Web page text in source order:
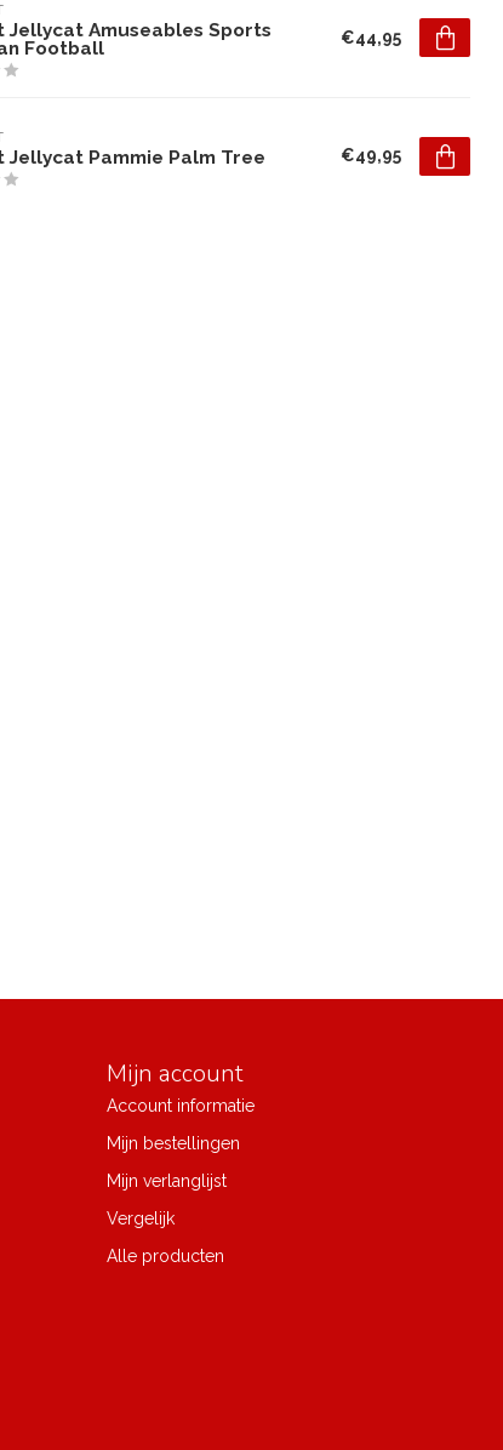
Jellycat Amuseables Sports
Football
€44,95
Jellycat Pammie Palm Tree €49,95
Mijn account
Account informatie
Mijn bestellingen
Mijn verlanglijst
Vergelijk
Alle producten